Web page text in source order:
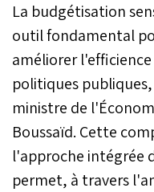
La budgétisation
outil fondamental
améliorer
politiques
ministre de
Boussaïd. Cette
l'approche intégrée
permet, à travers